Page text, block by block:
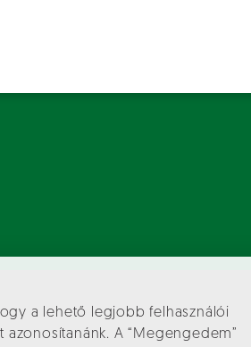
a lehető legjobb felhasználói
A “Megengedem”